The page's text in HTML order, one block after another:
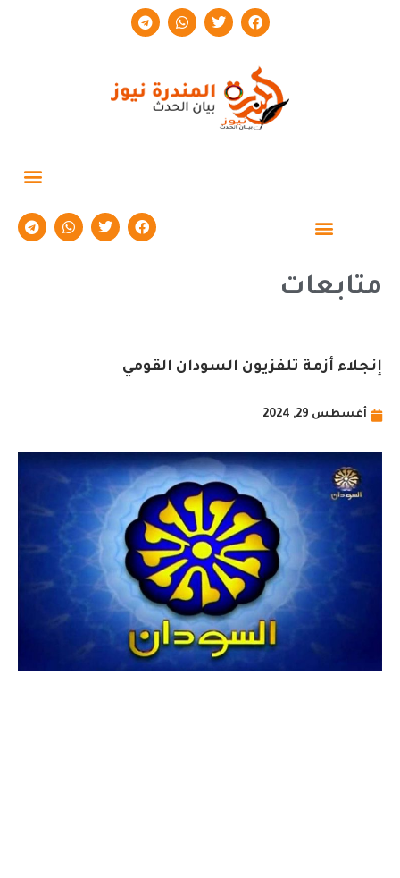
متابعات
إنجلاء أزمة تلفزيون السودان القومي
أغسطس 29, 2024